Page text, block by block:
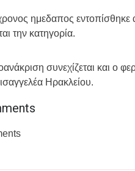
ημεδαπος εντοπίσθηκε
την κατηγορία.
συνεχίζεται και ο
Ηρακλείου.